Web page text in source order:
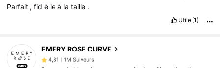
Parfait ,fidè leà lataille .
Utile (1)
EMERY ROSE CURVE
4,81 1M Suiveurs